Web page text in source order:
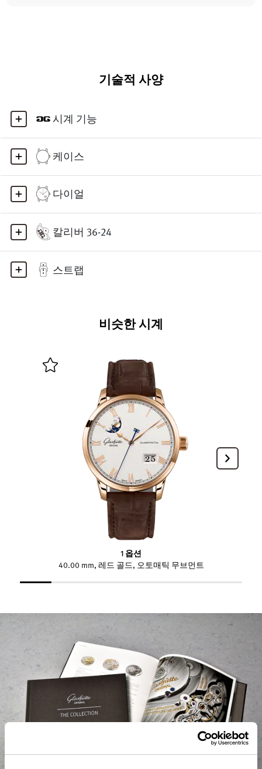
기술적 사양
시계 기능
케이스
다이얼
칼리버 36-24
스트랩
비슷한 시계
1 옵션
40.00 mm, 레드 골드, 오토매틱 무브먼트